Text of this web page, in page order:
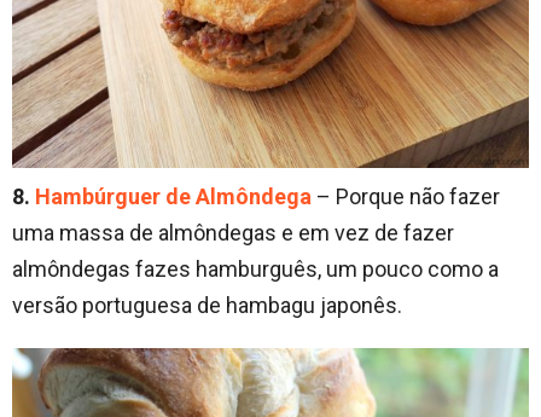
8. Hambúrguer de Almôndega – Porque não fazer
uma massa de almôndegas e em vez de fazer
almôndegas fazes hamburguês, um pouco como a
versão portuguesa de hambagu japonês.